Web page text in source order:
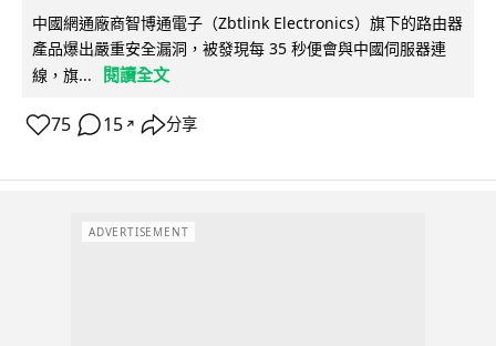
中國網通廠商智博通電子（Zbtlink Electronics）旗下的路由器
產品爆出嚴重安全漏洞，被發現每 35 秒便會與中國伺服器連
線，旗...
閱讀全文
75 15 ↗ 分享
ADVERTISEMENT